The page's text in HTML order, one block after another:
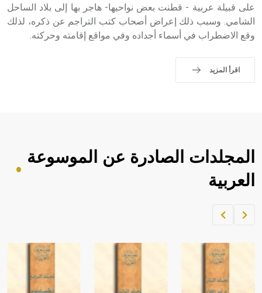
على قبيلة عربية - قطنت بعض نواحيها- هاجر بها إلى بلاد الساحل
الشامي. وسبب ذلك إعراض أصحاب كتب التراجم عن ذكره، لذلك
وقع الاضطراب في أسماء أجداده وفي مواقع إقامته وحركته.
اقرأ المزيد
المجلدات الصادرة عن الموسوعة
العربية